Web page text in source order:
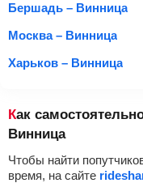
Бершадь – Винница
Москва – Винница
Харьков – Винница
Как самостоятельно найти попутку Одесса →
Винница
Чтобы найти
время, на сайте